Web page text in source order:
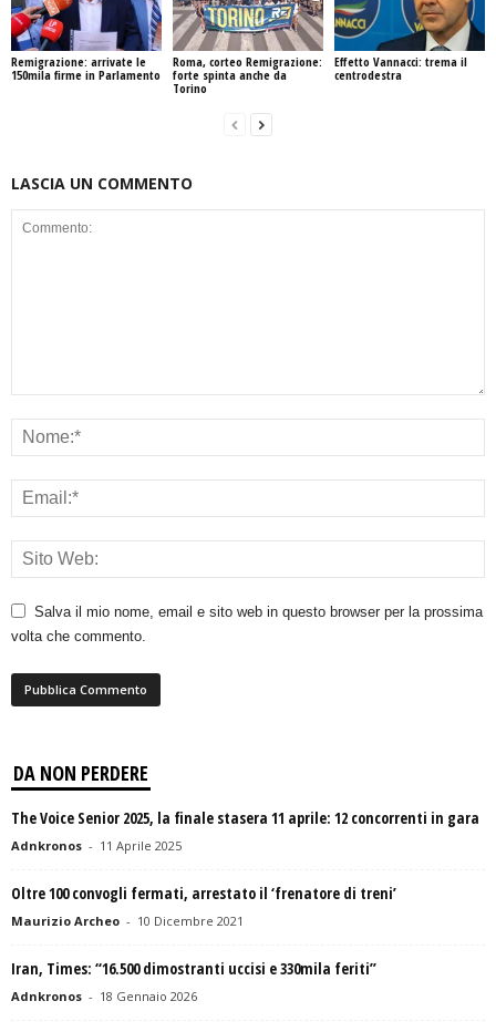
Remigrazione: arrivate le
150mila firme in Parlamento
Roma, corteo Remigrazione:
forte spinta anche da
Torino
Effetto Vannacci: trema il
centrodestra
LASCIA UN COMMENTO
Salva il mio nome, email e sito web in questo browser per la prossima
volta che commento.
DA NON PERDERE
The Voice Senior 2025, la finale stasera 11 aprile: 12 concorrenti in gara
Adnkronos - 11 Aprile 2025
Oltre 100 convogli fermati, arrestato il ‘frenatore di treni’
Maurizio Archeo - 10 Dicembre 2021
Iran, Times: “16.500 dimostranti uccisi e 330mila feriti”
Adnkronos - 18 Gennaio 2026